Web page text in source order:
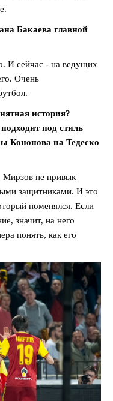
Бакаева главной
И сейчас - на ведущих
Очень
история?
под стиль
Кононова на Тедеско
Мирзов не привык
защитниками. И это
поменялся. Если
значит, на него
понять, как его